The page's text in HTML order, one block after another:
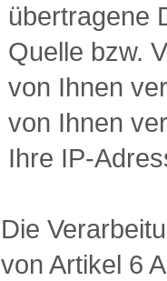

 Quelle
 von Ihnen
 von Ihnen
 Ihre IP-
Die
von Artikel 6